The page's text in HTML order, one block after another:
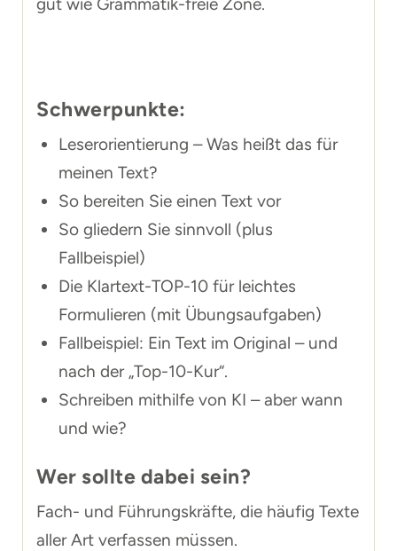
Schwerpunkte:
Leserorientierung – Was heißt das für
meinen Text?
So bereiten Sie einen Text vor
So gliedern Sie sinnvoll (plus
Fallbeispiel)
Die Klartext-TOP-10 für leichtes
Formulieren (mit Übungsaufgaben)
Fallbeispiel: Ein Text im Original – und
nach der „Top-10-Kur“.
Schreiben mithilfe von KI – aber wann
und wie?
Wer sollte dabei sein?
Fach- und Führungskräfte, die häufig Texte
aller Art verfassen müssen.